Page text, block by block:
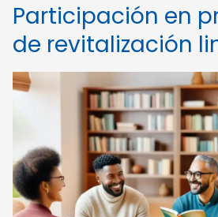
Participación en
de revitalización